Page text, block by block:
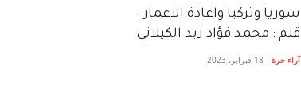
سوريا وتركيا واعادة الاعمار –
قلم : محمد فؤاد زيد الكيلاني
آراء حرة 18 فبراير، 2023